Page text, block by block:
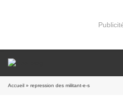
Accueil » repression des militant-e-s